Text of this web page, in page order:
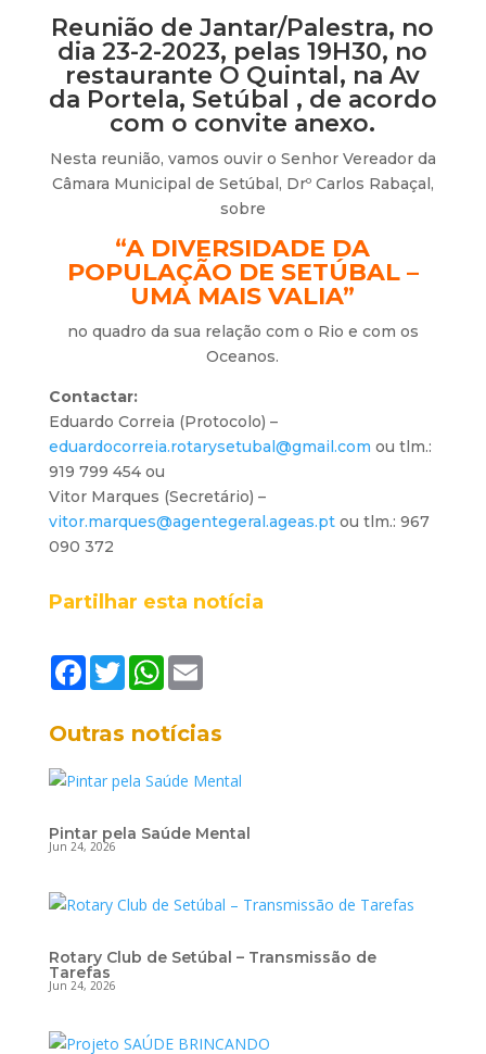
Reunião de Jantar/Palestra, no
dia 23-2-2023, pelas 19H30, no
restaurante O Quintal, na Av
da Portela, Setúbal , de acordo
com o convite anexo.
Nesta reunião, vamos ouvir o Senhor Vereador da
Câmara Municipal de Setúbal, Drº Carlos Rabaçal,
sobre
“A DIVERSIDADE DA
POPULAÇÃO DE SETÚBAL –
UMA MAIS VALIA”
no quadro da sua relação com o Rio e com os
Oceanos.
Contactar:
Eduardo Correia (Protocolo) –
eduardocorreia.rotarysetubal@gmail.com ou tlm.:
919 799 454 ou
Vitor Marques (Secretário) –
vitor.marques@agentegeral.ageas.ptou tlm.: 967
090 372
Partilhar esta notícia
F
b
k
T
w
W
s
p
E
l
Outras notícias
Pintar pela Saúde Mental
Jun 24, 2026
Rotary Club de Setúbal – Transmissão de
Tarefas
Jun 24, 2026